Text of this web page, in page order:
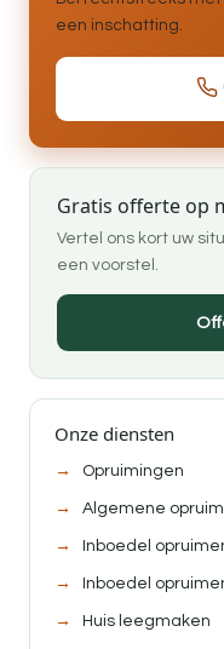
een inschatting.
Gratis offerte op
Vertel ons kort uw
een voorstel.
Onze diensten
Opruimingen
Algemene
Inboedel
Inboedel
Huis leegmaken